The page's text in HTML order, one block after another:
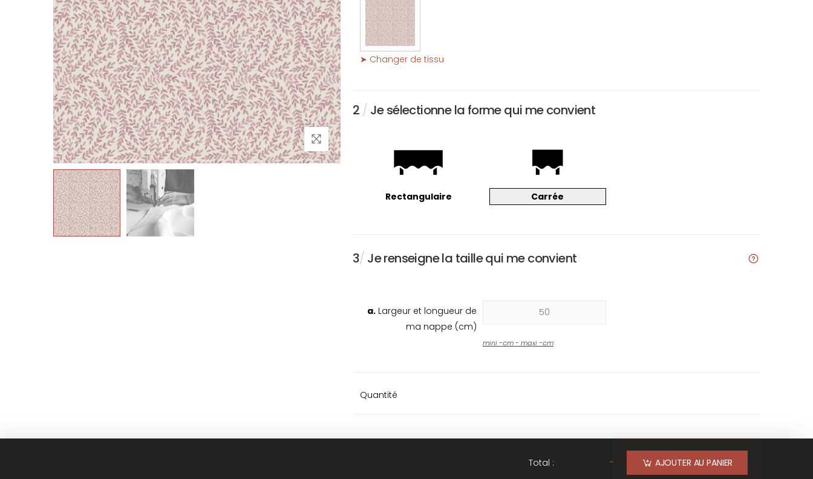
➤ Changer de tissu
2 / Je sélectionne la forme qui me convient
Rectangulaire Carrée
3/ Je renseigne la taille qui me convient
a. Largeur et longueur de
ma nappe (cm)
mini-cm - maxi-cm
Quantité
Total : - AJOUTER AU PANIER